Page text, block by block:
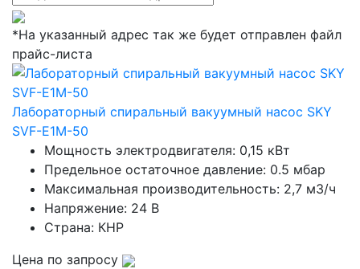
*На указанный адрес так же будет отправлен файл
прайс-листа
Лабораторный спиральный вакуумный насос SKY
SVF-E1M-50
Мощность электродвигателя: 0,15 кВт
Предельное остаточное давление: 0.5 мбар
Максимальная производительность: 2,7 м3/ч
Напряжение: 24 В
Страна: КНР
Цена по запросу